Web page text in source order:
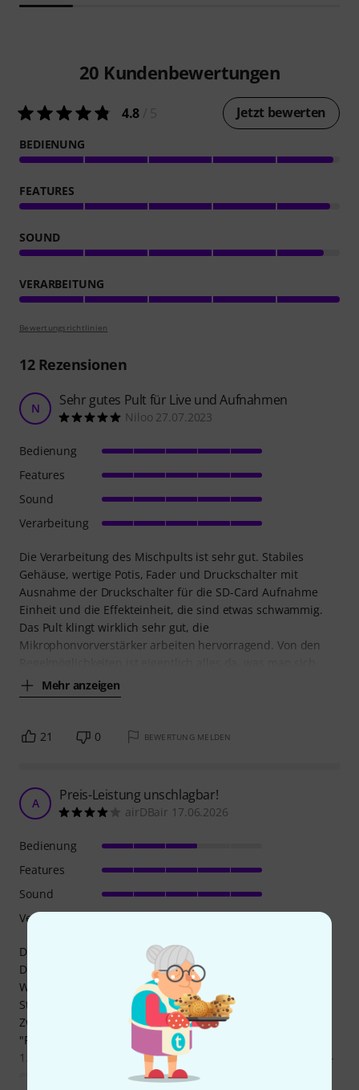
20 Kundenbewertungen
4.8 Jetzt bewerten
BEDIENUNG
FEATURES
SOUND
VERARBEITUNG
Bewertungsrichtlinien
12Rezensionen
N Sehr gutes Pult für Live und Aufnahmen
Niloo 27.07.2023
Die Verarbeitung des Mischpults ist sehr gut. Stabiles
Gehäuse, wertige Potis, Fader und Druckschalter mit
Ausnahme der Druckschalter für die SD-Card Aufnahme
Einheit und die Effekteinheit, die sind etwas schwammig.
Das Pult klingt wirklich sehr gut, die
Mikrophonvorverstärker arbeiten hervorragend. Von den
Mehr anzeigen
Bedienung
Features
Sound
Verarbeitung
21 0 BEWERTUNG MELDEN
A Preis-Leistung unschlagbar!
airDBair 17.06.2026
Der kleine Live-Mixer ist sehr wertig gebaut!
Die Möglichkeit, direkt am Pult die Stereo-Main-Summe als
WAV-File auf SD-Karte aufzunehmen, ist nach ein paar
Stunden Benutzung nicht mehr wegzudenken...!
Zwei kleine, aber nicht unbedeutende - weil nervende -
"Feinheiten":
1. Der bevorzugte Effekt-Preset muß nach aus- und wieder-
einschalten immer neu
Bedienung
Features
Sound
Verarbeitung